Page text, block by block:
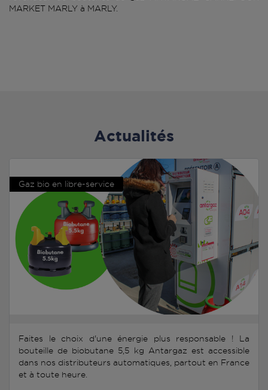
MARKET MARLY à MARLY.
Actualités
Gaz bio en libre-service
Faites le choix d'une énergie plus responsable ! La
bouteille de biobutane 5,5 kg Antargaz est accessible
dans nos distributeurs automatiques, partout en France
et à toute heure.